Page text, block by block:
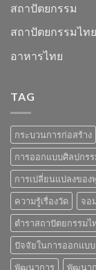
สถาปัตยกรรม
สถาปัตยกรรมไทย
อาหารไทย
TAG
กระบวนการก่อสร้าง
การออกแบบศิลปกรร
การเปลี่ยนแปลงขอ
ความรู้เรื่องวัด
จอ
ตำราสถาปัตยกรรมไ
ปัจจัยในการออกแบ
พัฒนาการ
พัฒนาก